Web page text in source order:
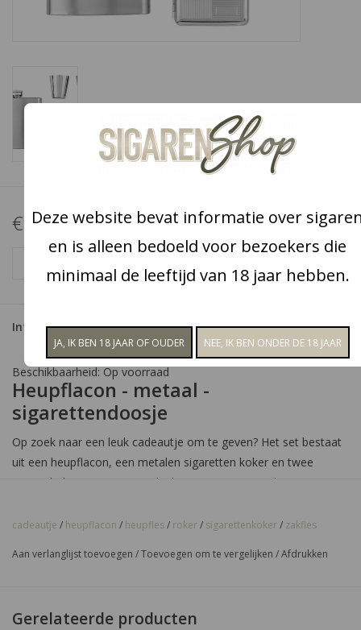
Koffie en thee
€19,95
+
-
Informatie Reviews(0)
Beschikbaarheid: Op voorraad
Heupflacon - metaal -
sigarettendoosje
Op zoek naar een leuk cadeautje om te geven? Het set bestaat
uit een heupflacon, een metalen sigaretten koker en twee
cupjes/bekertjes om uit te drinken. De set is verpakt in een
weggeeft en de inhoud een verrassing blijft tot de doos wordt
cadeautje / heupflacon / heupfles/ roker / sigarettenkoker / zakfles
Aan verlanglijst toevoegen /Toevoegen om te vergelijken /Afdrukken
Gerelateerde producten
Deze website bevat informatie over
en is alleen bedoeld voor bezoekers die
minimaal de leeftijd van 18 jaar hebben.